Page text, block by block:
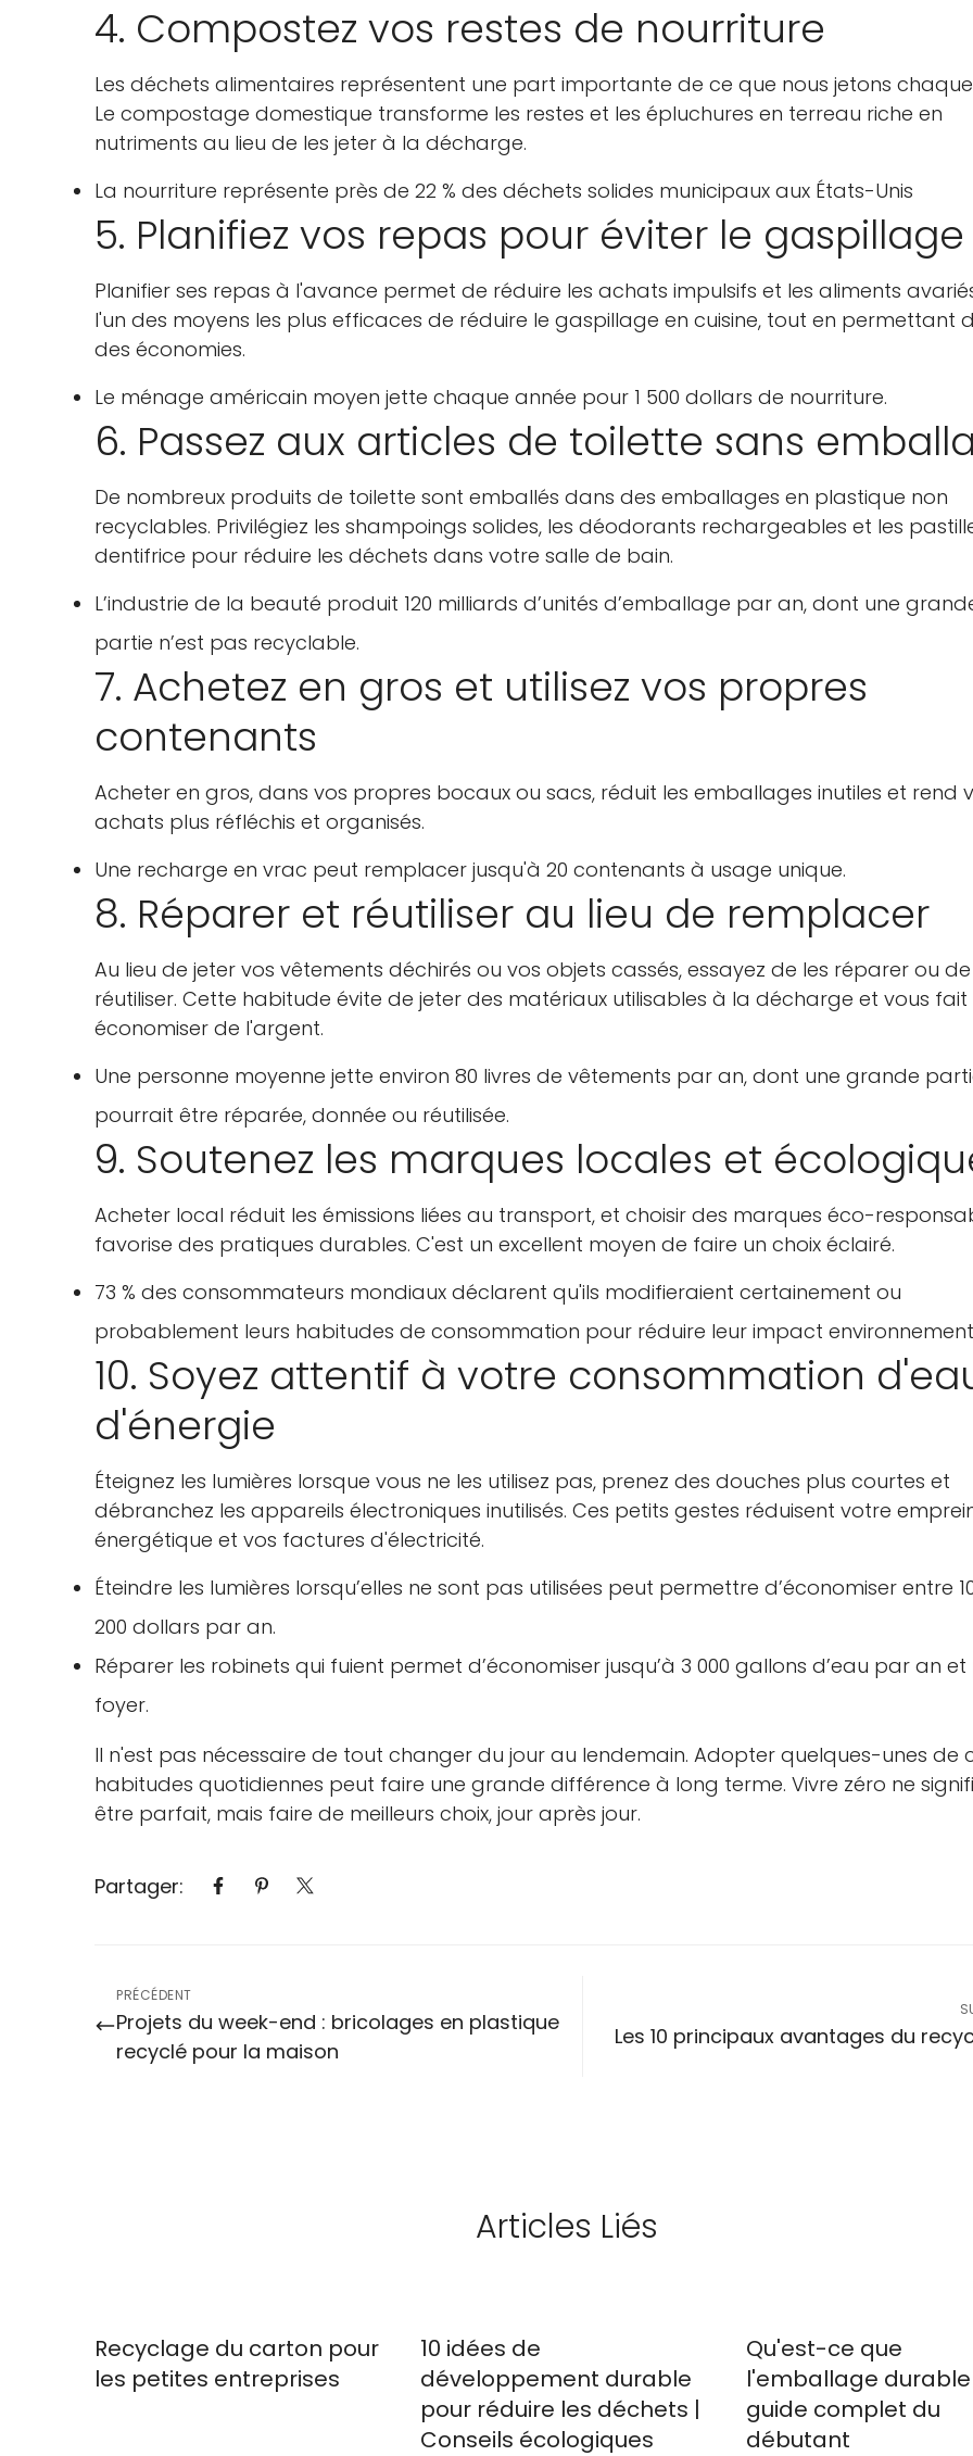
4. Compostez vos restes de nourriture
Les déchets alimentaires représentent une part importante de ce que nous jetons chaque
Le compostage domestique transforme les restes et les épluchures en terreau riche en
nutriments au lieu de les jeter à la décharge.
La nourriture représente près de 22 % des déchets solides municipaux aux États-Unis
5. Planifiez vos repas pour éviter le gaspillage
Planifier ses repas à l'avance permet de réduire les achats impulsifs et les aliments
l'un des moyens les plus efficaces de réduire le gaspillage en cuisine, tout en permettant
des économies.
Le ménage américain moyen jette chaque année pour 1 500 dollars de nourriture.
6. Passez aux articles de toilette sans
De nombreux produits de toilette sont emballés dans des emballages en plastique non
recyclables. Privilégiez les shampoings solides, les déodorants rechargeables et les
dentifrice pour réduire les déchets dans votre salle de bain.
L’industrie de la beauté produit 120 milliards d’unités d’emballage par an, dont une
partie n’est pas recyclable.
7. Achetez en gros et utilisez vos propres
contenants
Acheter en gros, dans vos propres bocaux ou sacs, réduit les emballages inutiles et rend
achats plus réfléchis et organisés.
Une recharge en vrac peut remplacer jusqu'à 20 contenants à usage unique.
8. Réparer et réutiliser au lieu de remplacer
Au lieu de jeter vos vêtements déchirés ou vos objets cassés, essayez de les réparer ou de
réutiliser. Cette habitude évite de jeter des matériaux utilisables à la décharge et vous fait
économiser de l'argent.
Une personne moyenne jette environ 80 livres de vêtements par an, dont une grande
pourrait être réparée, donnée ou réutilisée.
9. Soutenez les marques locales et
Acheter local réduit les émissions liées au transport, et choisir des marques éco-
favorise des pratiques durables. C'est un excellent moyen de faire un choix éclairé.
73 % des consommateurs mondiaux déclarent qu'ils modifieraient certainement ou
probablement leurs habitudes de consommation pour réduire leur impact
10. Soyez attentif à votre consommation
d'énergie
Éteignez les lumières lorsque vous ne les utilisez pas, prenez des douches plus courtes et
débranchez les appareils électroniques inutilisés. Ces petits gestes réduisent votre
énergétique et vos factures d'électricité.
Éteindre les lumières lorsqu’elles ne sont pas utilisées peut permettre d’économiser entre
200 dollars par an.
Réparer les robinets qui fuient permet d’économiser jusqu’à 3 000 gallons d’eau par an
foyer.
Il n'est pas nécessaire de tout changer du jour au lendemain. Adopter quelques-unes de
habitudes quotidiennes peut faire une grande différence à long terme. Vivre zéro ne
être parfait, mais faire de meilleurs choix, jour après jour.
Partager:
PRÉCÉDENT
Projets du week-end : bricolages en plastique
recyclé pour la maison
Les 10 principaux avantages du
Articles Liés
Recyclage du carton pour
les petites entreprises
10 idées de
développement durable
pour réduire les déchets |
Conseils écologiques
Qu'est-ce que
l'emballage durable
guide complet du
débutant
Confirmez votre âge
Avez-vous 18 ans ou plus?